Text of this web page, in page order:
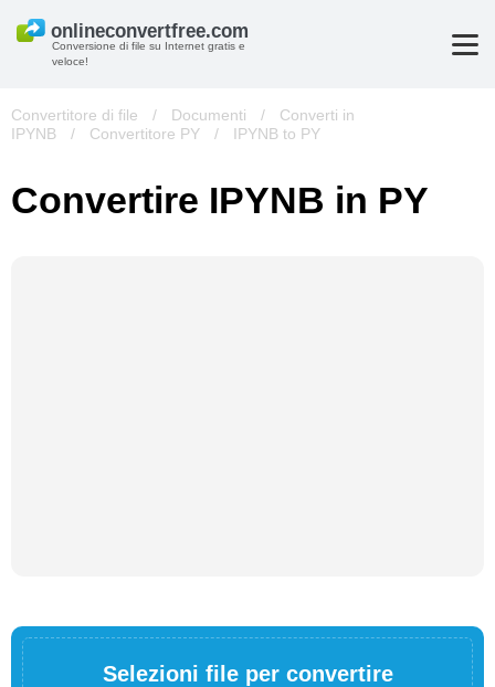
Conversione di file su Internet gratis e
veloce!
Convertitore di file / Documenti /
Converti in
IPYNB
/ Convertitore PY / IPYNB to PY
Convertire IPYNB in PY
Selezioni file per convertire